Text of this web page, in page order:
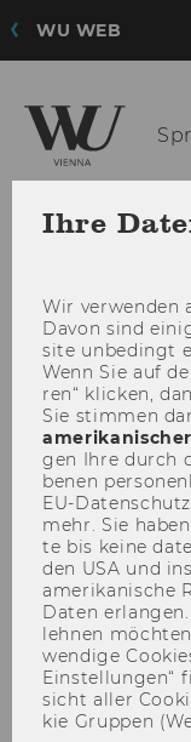
WU WEB
Neue
Italienisch
Ihre
Wir ver­wen­den
Davon sind
site un­be­dingt
Wenn Sie auf
ren“ kli­cken,
Sie stim­men
gen Ihre durch
be­nen
EU-​
mehr. Sie
te bis keine
den USA und
amerikanische
Daten
leh­nen
wen­di­ge
Ein­stel­lun­gen“
sicht aller
kie Grup­pen